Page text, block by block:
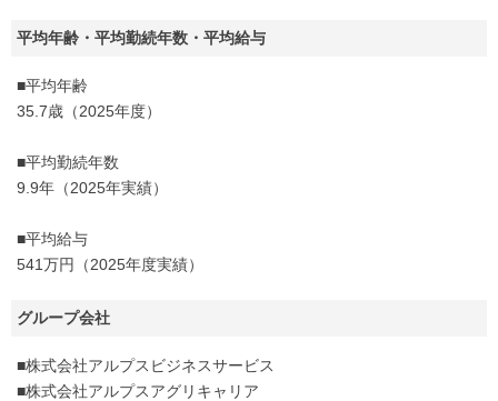
平均年齢・平均勤続年数・平均給与
■平均年齢
35.7歳（2025年度）
■平均勤続年数
9.9年（2025年実績）
■平均給与
541万円（2025年度実績）
グループ会社
■株式会社アルプスビジネスサービス
■株式会社アルプスアグリキャリア